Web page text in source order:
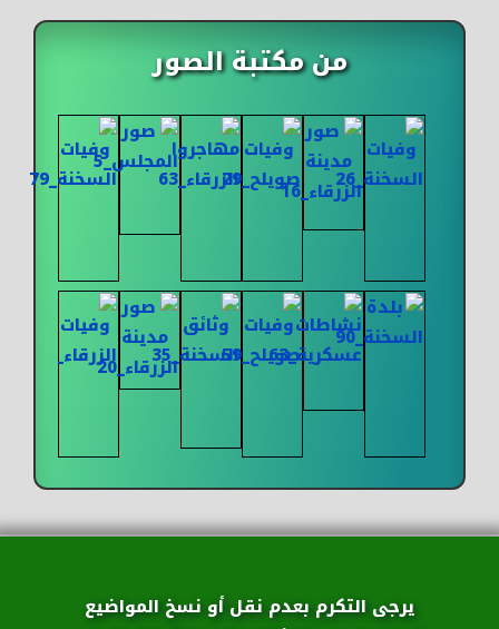
من مكتبة الصور
يرجى التكرم بعدم نقل أو نسخ المواضيع